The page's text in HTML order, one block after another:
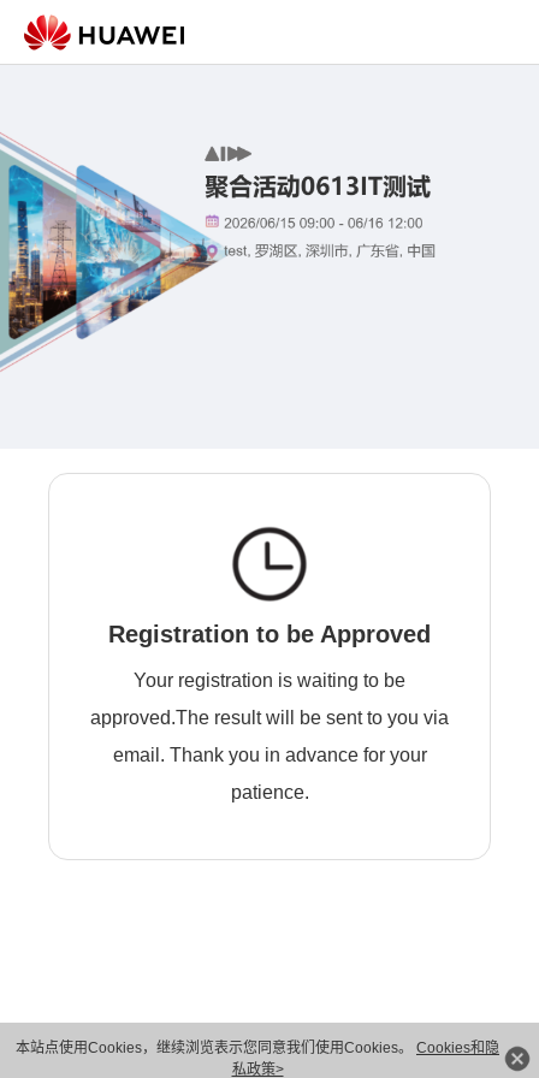
本站点使用Cookies，继续浏览表示您同意我们使用Cookies。 Cookies和隐
私政策>
Registration to be Approved
Your registration is waiting to be
approved.The result will be sent to you via
email. Thank you in advance for your
patience.
版权所有 © 华为技术有限公司 1998-2026。 保留一切权利。粤A2-20044005号
隐私保护
法律声明